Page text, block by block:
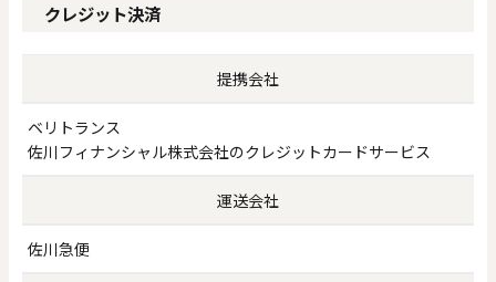
クレジット決済
提携会社
ベリトランス
佐川フィナンシャル株式会社のクレジットカードサービス
運送会社
佐川急便